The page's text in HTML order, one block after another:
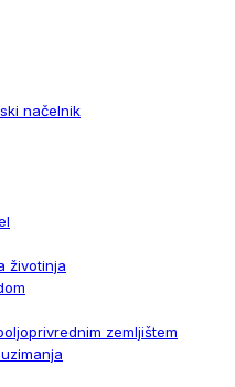
načelnik
životinja
zemljištem